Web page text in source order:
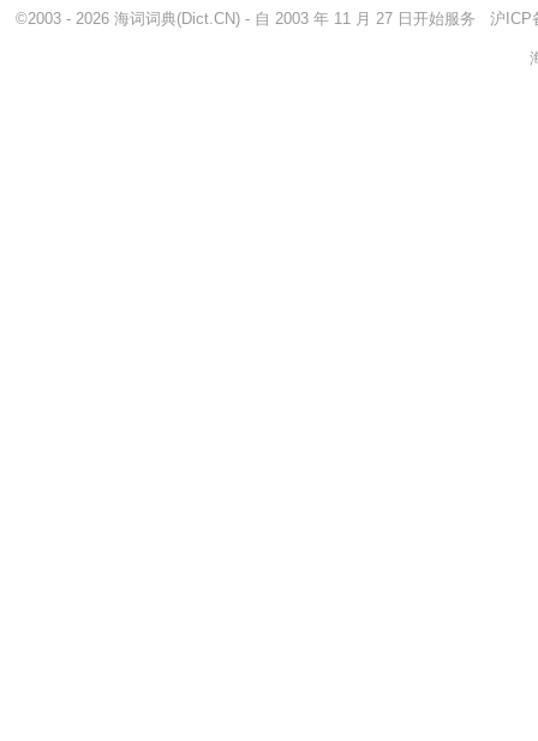
©2003 - 2026 海词词典(Dict.CN) - 自 2003 年 11 月 27 日开始服务 沪ICP